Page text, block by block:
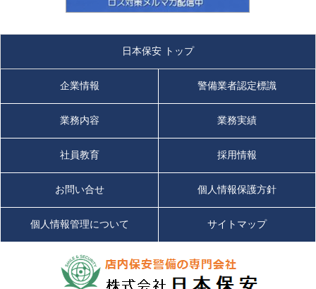
日本保安 トップ
企業情報 警備業者認定標識
業務内容 業務実績
社員教育 採用情報
お問い合せ 個人情報保護方針
個人情報管理について サイトマップ